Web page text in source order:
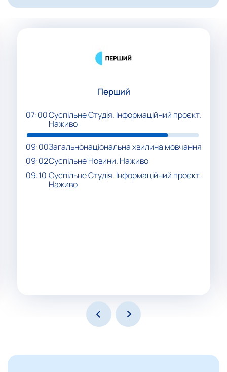
Перший
07:00Суспільне Студія. Інформаційний проєкт.
Наживо
09:00Загальнонаціональна хвилина мовчання
09:02Суспільне Новини. Наживо
09:10 Суспільне Студія. Інформаційний проєкт.
Наживо